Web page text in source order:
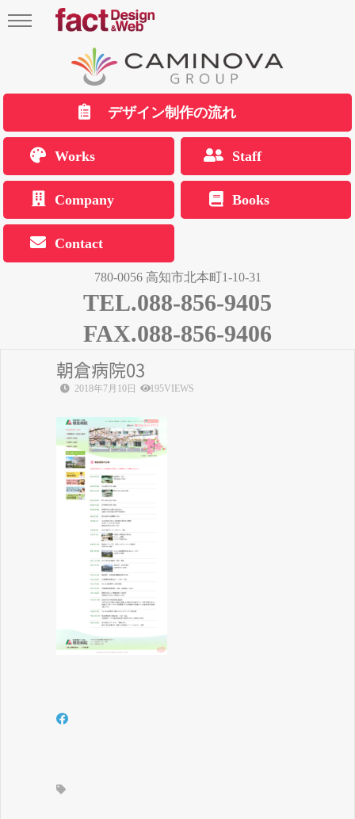
デザイン制作の流れ
Works Staff
Company Books
Contact
780-0056 高知市北本町1-10-31
TEL.088-856-9405
FAX.088-856-9406
朝倉病院03
2018年7月10日 195VIEWS